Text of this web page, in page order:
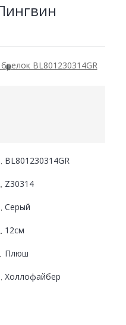
BL801230314GR
Z30314
Серый
12см
Плюш
Холлофайбер